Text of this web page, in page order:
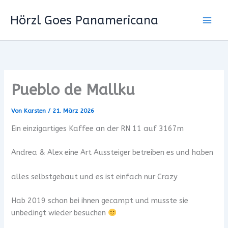
InhaltHörzl Goes Panamericana
Pueblo de Mallku
Von Karsten/ 21. März 2026
Ein einzigartiges Kaffee an der RN 11 auf 3167m
Andrea & Alex eine Art Aussteiger betreiben es und haben
alles selbstgebaut und es ist einfach nur Crazy
Hab 2019 schon bei ihnen gecampt und musste sie
unbedingt wieder besuchen